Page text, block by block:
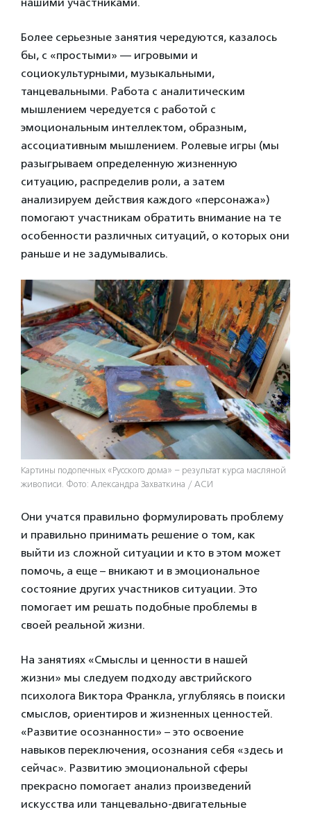
Более серьезные занятия чередуются, казалось
бы, с «простыми» — игровыми и
социокультурными, музыкальными,
танцевальными. Работа с аналитическим
мышлением чередуется с работой с
эмоциональным интеллектом, образным,
ассоциативным мышлением. Ролевые игры (мы
разыгрываем определенную жизненную
ситуацию, распределив роли, а затем
анализируем действия каждого «персонажа»)
помогают участникам обратить внимание на те
особенности различных ситуаций, о которых они
раньше и не задумывались.
Картины подопечных «Русского дома» – результат курса масляной
живописи. Фото: Александра Захваткина / АСИ
Они учатся правильно формулировать проблему
и правильно принимать решение о том, как
выйти из сложной ситуации и кто в этом может
помочь, а еще – вникают и в эмоциональное
состояние других участников ситуации. Это
помогает им решать подобные проблемы в
своей реальной жизни.
На занятиях «Смыслы и ценности в нашей
жизни» мы следуем подходу австрийского
психолога Виктора Франкла, углубляясь в поиски
смыслов, ориентиров и жизненных ценностей.
«Развитие осознанности» – это освоение
навыков переключения, осознания себя «здесь и
сейчас». Развитию эмоциональной сферы
прекрасно помогает анализ произведений
искусства или танцевально-двигательные